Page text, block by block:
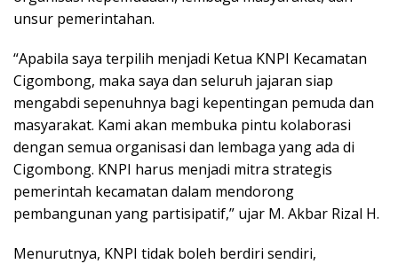
unsur pemerintahan.
“Apabila saya terpilih menjadi Ketua KNPI Kecamatan
Cigombong, maka saya dan seluruh jajaran siap
mengabdi sepenuhnya bagi kepentingan pemuda dan
masyarakat. Kami akan membuka pintu kolaborasi
dengan semua organisasi dan lembaga yang ada di
Cigombong. KNPI harus menjadi mitra strategis
pemerintah kecamatan dalam mendorong
pembangunan yang partisipatif,” ujar M. Akbar Rizal H.
Menurutnya, KNPI tidak boleh berdiri sendiri,